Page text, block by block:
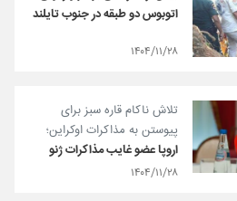
اتوبوس دو طبقه در جنوب تایلند
۱۴۰۴/۱۱/۲۸
تلاش ناکام قاره سبز برای
پیوستن به مذاکرات اوکراین؛
اروپا عضو غایب مذاکرات ژنو
۱۴۰۴/۱۱/۲۸